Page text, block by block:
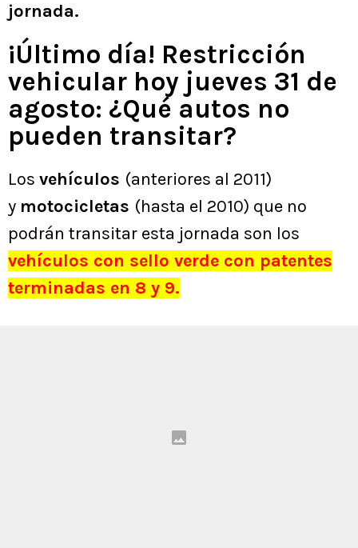
jornada.
¡Último día! Restricción
vehicular hoy jueves 31 de
agosto: ¿Qué autos no
pueden transitar?
Los vehículos (anteriores al 2011)
y motocicletas (hasta el 2010) que no
podrán transitar esta jornada son los
vehículos con sello verde con patentes
terminadas en 8 y 9.